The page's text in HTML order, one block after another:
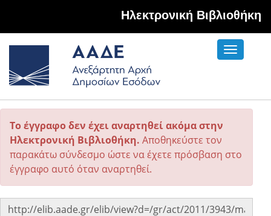
Hλεκτρονική Βιβλιοθήκη
Toggle
Το έγγραφο δεν έχει αναρτηθεί ακόμα στην
Ηλεκτρονική Βιβλιοθήκη. Αποθηκεύστε τον
παρακάτω σύνδεσμο ώστε να έχετε πρόσβαση στο
έγγραφο αυτό όταν αναρτηθεί.